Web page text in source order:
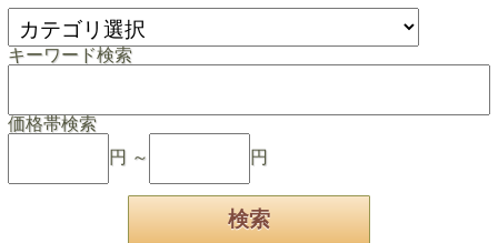
キーワード検索
価格帯検索
円 ～
円